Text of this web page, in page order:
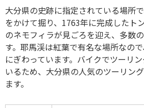
大分県の史跡に指定されている場所
をかけて掘り、1763年に完成したト
のネモフィラが見ごろを迎え、多数
す。耶馬渓は紅葉で有名な場所なの
にぎわっています。バイクでツーリ
いるため、大分県の人気のツーリン
ます。